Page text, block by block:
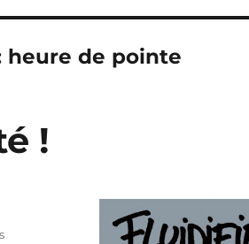
heure de pointe
!